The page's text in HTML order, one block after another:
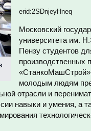
erid:2SDnjeyHneq
Московский
университета им.
Пензу студентов
производственных
молодым людям
отрасли и
навыки и умения, а